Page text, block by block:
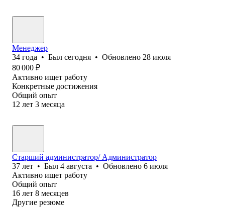
Менеджер
34 года • Был сегодня • Обновлено 28 июля
80 000 ₽
Активно ищет работу
Конкретные достижения
Общий опыт
12 лет 3 месяца
Старший администратор/ Администратор
37 лет • Был 4 августа • Обновлено 6 июля
Активно ищет работу
Общий опыт
16 лет 8 месяцев
Другие резюме